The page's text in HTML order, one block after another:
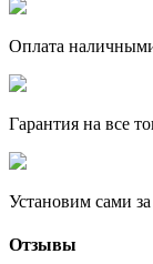
Оплата
Гарантия на все
Установим сами
Отзывы